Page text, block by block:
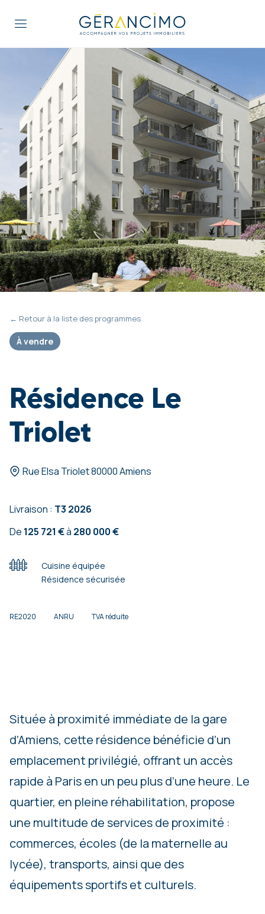
← Retour à la liste des programmes
À vendre
Résidence Le
Triolet
Rue Elsa Triolet 80000 Amiens
Livraison : T3 2026
De 125 721 €à 280 000 €
Cuisine équipée
Résidence sécurisée
RE2020 ANRU TVA réduite
Située à proximité immédiate de la gare
d’Amiens, cette résidence bénéficie d’un
emplacement privilégié, offrant un accès
rapide à Paris en un peu plus d’une heure. Le
quartier, en pleine réhabilitation, propose
une multitude de services de proximité :
commerces, écoles (de la maternelle au
lycée), transports, ainsi que des
équipements sportifs et culturels.